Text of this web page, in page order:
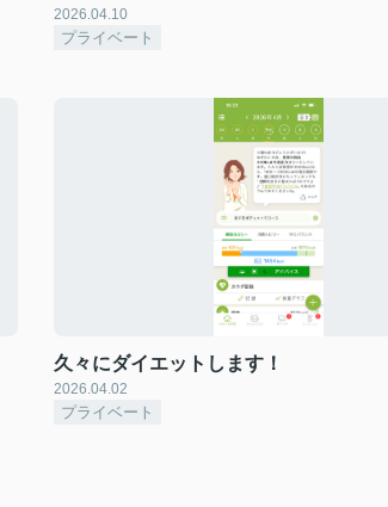
2026.04.10
プライベート
久々にダイエットします！
2026.04.02
プライベート